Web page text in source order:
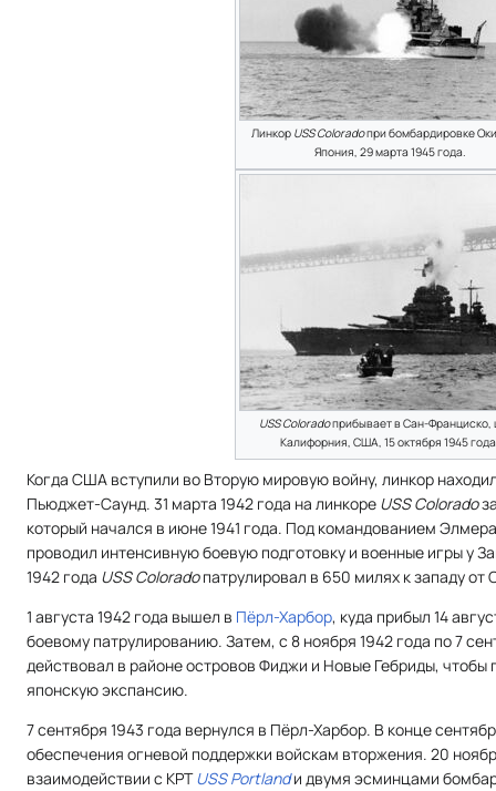
Линкор USS Coloradoпри бомбардировке
Япония, 29 марта 1945 года.
USS Coloradoприбывает в Сан-Франциско,
Калифорния, США, 15 октября 1945
Когда США вступили во Вторую мировую войну, линкор
Пьюджет-Саунд. 31 марта 1942 года на линкоре USS Colorado
который начался в июне 1941 года. Под командованием
проводил интенсивную боевую подготовку и военные игры у
1942 года USS Coloradoпатрулировал в 650 милях к западу
1 августа 1942 года вышел в Пёрл-Харбор, куда прибыл 14
боевому патрулированию. Затем, с 8 ноября 1942 года по 7
действовал в районе островов Фиджи и Новые Гебриды, чтобы
японскую экспансию.
7 сентября 1943 года вернулся в Пёрл-Харбор. В конце
обеспечения огневой поддержки войскам вторжения. 20
взаимодействии с КРТUSS Portlandи двумя эсминцами